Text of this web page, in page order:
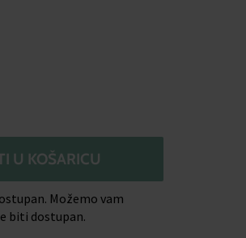
U KOŠARICU
Možemo vam
biti dostupan.